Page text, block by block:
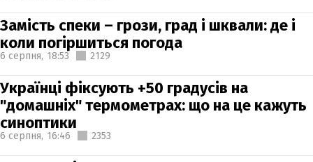
Замість спеки – грози, град і шквали: де і
коли погіршиться погода
6 серпня, 18:53 2129
Українці фіксують +50 градусів на
"домашніх" термометрах: що на це кажуть
синоптики
6 серпня, 16:46 2353